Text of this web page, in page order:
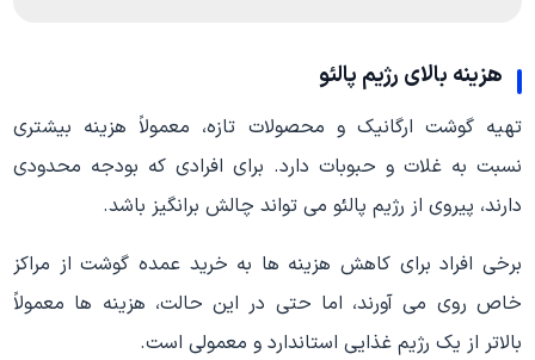
هزینه بالای رژیم پالئو
تهیه گوشت ارگانیک و محصولات تازه، معمولاً هزینه بیشتری
نسبت به غلات و حبوبات دارد. برای افرادی که بودجه محدودی
دارند، پیروی از رژیم پالئو می تواند چالش برانگیز باشد.
برخی افراد برای کاهش هزینه ها به خرید عمده گوشت از مراکز
خاص روی می آورند، اما حتی در این حالت، هزینه ها معمولاً
بالاتر از یک رژیم غذایی استاندارد و معمولی است.